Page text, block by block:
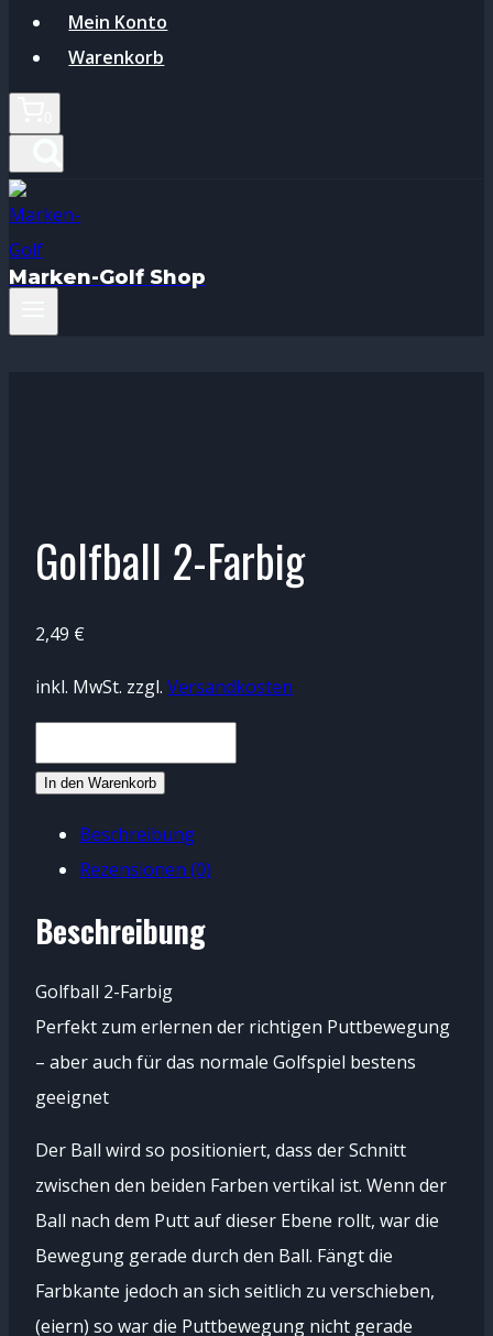
Mein Konto
Warenkorb
Marken-Golf Shop
Golfball 2-Farbig
2,49 €
inkl. MwSt. zzgl. Versandkosten
2-
Menge
In den Warenkorb
Beschreibung
Rezensionen (0)
Beschreibung
Golfball 2-Farbig
Perfekt zum erlernen der richtigen Puttbewegung
– aber auch für das normale Golfspiel bestens
geeignet
Der Ball wird so positioniert, dass der Schnitt
zwischen den beiden Farben vertikal ist. Wenn der
Ball nach dem Putt auf dieser Ebene rollt, war die
Bewegung gerade durch den Ball. Fängt die
Farbkante jedoch an sich seitlich zu verschieben,
(eiern) so war die Puttbewegung nicht gerade